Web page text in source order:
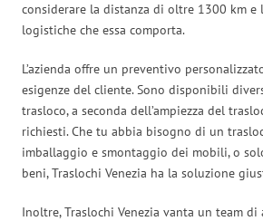
considerare la distanza di oltre 1300 km e
logistiche che essa comporta.
L’azienda offre un preventivo
esigenze del cliente. Sono disponibili
trasloco, a seconda dell’ampiezza del
richiesti. Che tu abbia bisogno di un
imballaggio e smontaggio dei mobili, o
beni, Traslochi Venezia ha la soluzione
Inoltre, Traslochi Venezia vanta un team